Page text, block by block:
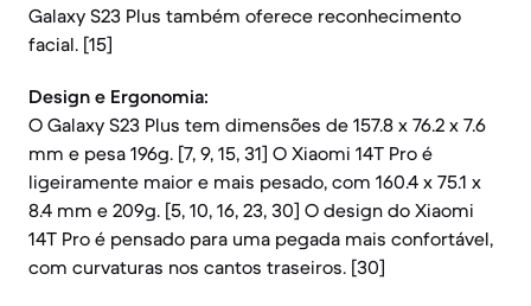
Galaxy S23 Plus também oferece reconhecimento
facial. [15]
Design e Ergonomia:
O Galaxy S23 Plus tem dimensões de 157.8 x 76.2 x 7.6
mm e pesa 196g. [7, 9, 15, 31] O Xiaomi 14T Pro é
ligeiramente maior e mais pesado, com 160.4 x 75.1 x
8.4 mm e 209g. [5, 10, 16, 23, 30] O design do Xiaomi
14T Pro é pensado para uma pegada mais confortável,
com curvaturas nos cantos traseiros. [30]